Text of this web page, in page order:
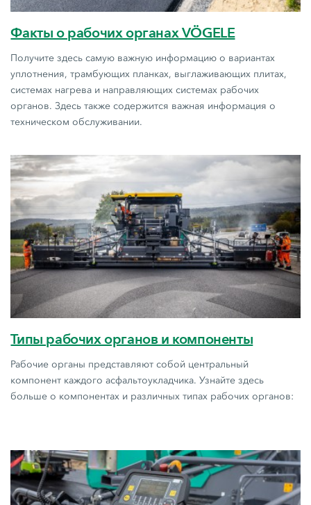
Факты о рабочих органах VÖGELE
Получите здесь самую важную информацию о вариантах
уплотнения, трамбующих планках, выглаживающих плитах,
системах нагрева и направляющих системах рабочих
органов. Здесь также содержится важная информация о
техническом обслуживании.
Типы рабочих органов и компоненты
Рабочие органы представляют собой центральный
компонент каждого асфальтоукладчика. Узнайте здесь
больше о компонентах и различных типах рабочих органов: